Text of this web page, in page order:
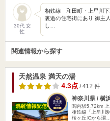
30代 女
性
相鉄線 和田町・上星川
裏道の住宅街にあり 御主
し…
関連情報から探す
天然温泉 満天の湯
4.3点/ 412 件
神奈川県 / 横
関内駅5.72km
相鉄線「上星川
桜ヶ丘ICから環…